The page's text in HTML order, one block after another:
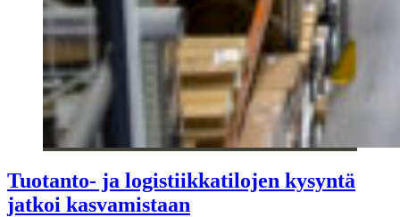
Tuotanto- ja logistiikkatilojen kysyntä
jatkoi kasvamistaan